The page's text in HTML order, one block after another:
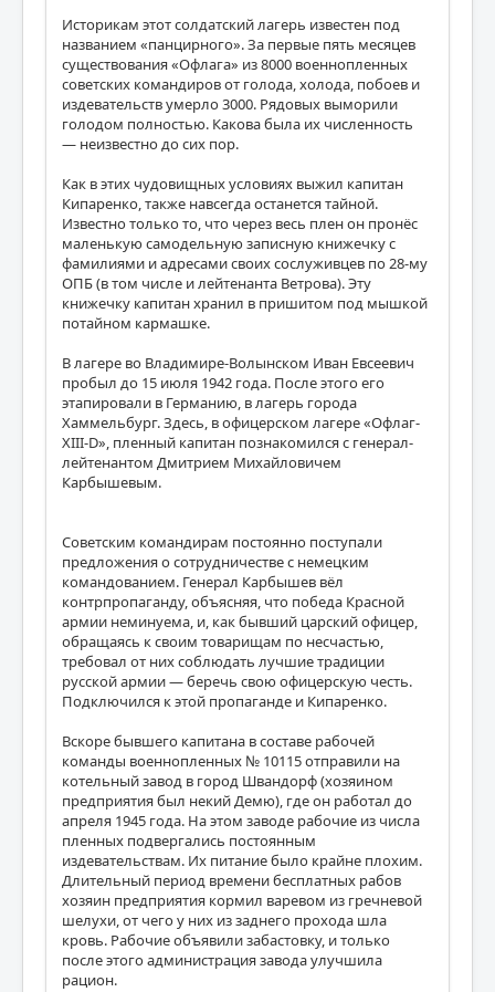
Историкам этот солдатский лагерь известен под
названием «панцирного». За первые пять месяцев
существования «Офлага» из 8000 военнопленных
советских командиров от голода, холода, побоев и
издевательств умерло 3000. Рядовых выморили
голодом полностью. Какова была их численность
— неизвестно до сих пор.
Как в этих чудовищных условиях выжил капитан
Кипаренко, также навсегда останется тайной.
Известно только то, что через весь плен он пронёс
маленькую самодельную записную книжечку с
фамилиями и адресами своих сослуживцев по 28-му
ОПБ (в том числе и лейтенанта Ветрова). Эту
книжечку капитан хранил в пришитом под мышкой
потайном кармашке.
В лагере во Владимире-Волынском Иван Евсеевич
пробыл до 15 июля 1942 года. После этого его
этапировали в Германию, в лагерь города
Хаммельбург. Здесь, в офицерском лагере «Офлаг-
XIII-D», пленный капитан познакомился с генерал-
лейтенантом Дмитрием Михайловичем
Карбышевым.
Советским командирам постоянно поступали
предложения о сотрудничестве с немецким
командованием. Генерал Карбышев вёл
контрпропаганду, объясняя, что победа Красной
армии неминуема, и, как бывший царский офицер,
обращаясь к своим товарищам по несчастью,
требовал от них соблюдать лучшие традиции
русской армии — беречь свою офицерскую честь.
Подключился к этой пропаганде и Кипаренко.
Вскоре бывшего капитана в составе рабочей
команды военнопленных № 10115 отправили на
котельный завод в город Швандорф (хозяином
предприятия был некий Демю), где он работал до
апреля 1945 года. На этом заводе рабочие из числа
пленных подвергались постоянным
издевательствам. Их питание было крайне плохим.
Длительный период времени бесплатных рабов
хозяин предприятия кормил варевом из гречневой
шелухи, от чего у них из заднего прохода шла
кровь. Рабочие объявили забастовку, и только
после этого администрация завода улучшила
рацион.